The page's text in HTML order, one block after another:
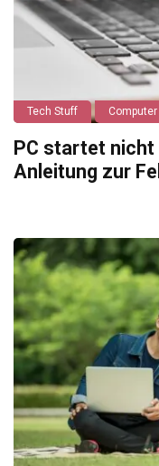
Tech Stuff Computer
PC startet
Anleitung zur